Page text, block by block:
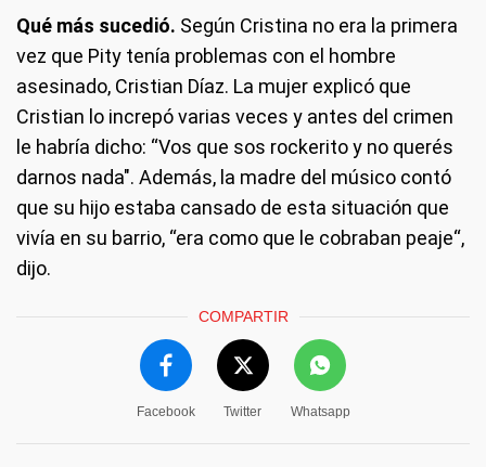
Qué más sucedió. Según Cristina no era la primera
vez que Pity tenía problemas con el hombre
asesinado, Cristian Díaz. La mujer explicó que
Cristian lo increpó varias veces y antes del crimen
le habría dicho: “Vos que sos rockerito y no querés
darnos nada". Además, la madre del músico contó
que su hijo estaba cansado de esta situación que
vivía en su barrio, “era como que le cobraban peaje“,
dijo.
COMPARTIR
Facebook Twitter Whatsapp